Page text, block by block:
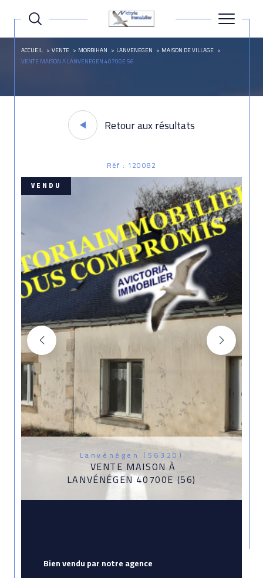
ACCUEIL VENTE MORBIHAN LANVENEGEN
MAISON DE VILLAGE
VENTE MAISON A LANVENEGEN 40700E 56
Retour aux résultats
Réf : 120082
VENDU
Lanvénégen (56320)
VENTE MAISON À
LANVÉNÉGEN 40700E (56)
Bien vendu par notre agence